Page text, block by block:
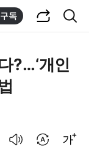
구독
?…‘개인